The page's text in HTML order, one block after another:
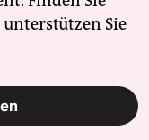
Sie